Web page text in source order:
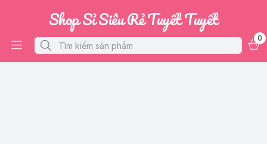
Shop Sỉ Siêu Rẻ Tuyết Tuyết
0